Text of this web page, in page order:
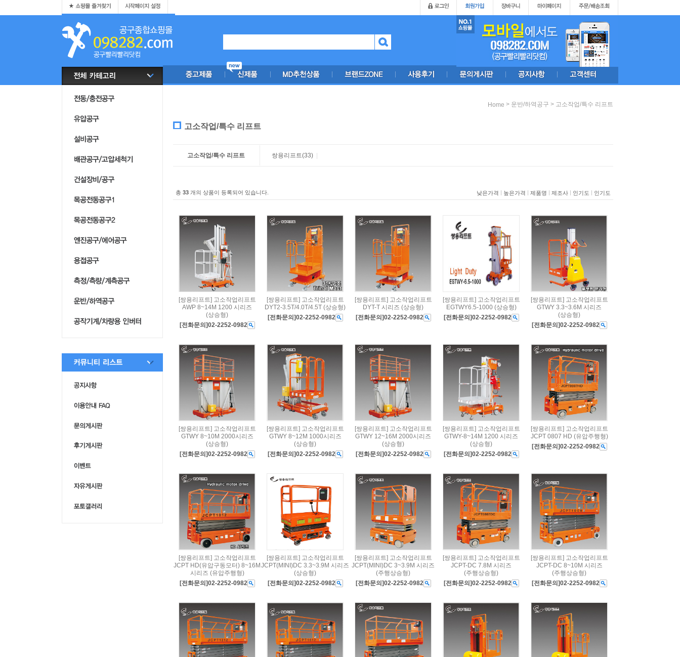
Home > 운반/하역공구 > 고소작업/특수 리프트
고소작업/특수 리프트
고소작업/특수 리프트 쌍용리프트(33)
총 33 개의 상품이 등록되어 있습니다. 낮은가격 | 높은가격 | 제품명 | 제조사 | 인기도 | 인기도
[쌍용리프트] 고소작업리프트
AWP 8~14M 1200 시리즈
(상승형)
[전화문의]02-2252-0982
[쌍용리프트] 고소작업리프트
DYT2-3.5T/4.0T/4.5T (상승형)
[전화문의]02-2252-0982
[쌍용리프트] 고소작업리프트
DYT-T 시리즈 (상승형)
[전화문의]02-2252-0982
[쌍용리프트] 고소작업리프트
EGTWY6.5-1000 (상승형)
[전화문의]02-2252-0982
[쌍용리프트] 고소작업리프트
GTWY 3.3~3.6M 시리즈
(상승형)
[전화문의]02-2252-0982
[쌍용리프트] 고소작업리프트
GTWY 8~10M 2000시리즈
(상승형)
[전화문의]02-2252-0982
[쌍용리프트] 고소작업리프트
GTWY 8~12M 1000시리즈
(상승형)
[전화문의]02-2252-0982
[쌍용리프트] 고소작업리프트
GTWY 12~16M 2000시리즈
(상승형)
[전화문의]02-2252-0982
[쌍용리프트] 고소작업리프트
GTWY-8~14M 1200 시리즈
(상승형)
[전화문의]02-2252-0982
[쌍용리프트] 고소작업리프트
JCPT 0807 HD (유압주행형)
[전화문의]02-2252-0982
[쌍용리프트] 고소작업리프트
JCPT HD(유압구동모터) 8~16M
시리즈 (유압주행형)
[전화문의]02-2252-0982
[쌍용리프트] 고소작업리프트
JCPT(MINI)DC 3.3~3.9M 시리즈
(상승형)
[전화문의]02-2252-0982
[쌍용리프트] 고소작업리프트
JCPT(MINI)DC 3~3.9M 시리즈
(주행상승형)
[전화문의]02-2252-0982
[쌍용리프트] 고소작업리프트
JCPT-DC 7.8M 시리즈
(주행상승형)
[전화문의]02-2252-0982
[쌍용리프트] 고소작업리프트
JCPT-DC 8~10M 시리즈
(주행상승형)
[전화문의]02-2252-0982